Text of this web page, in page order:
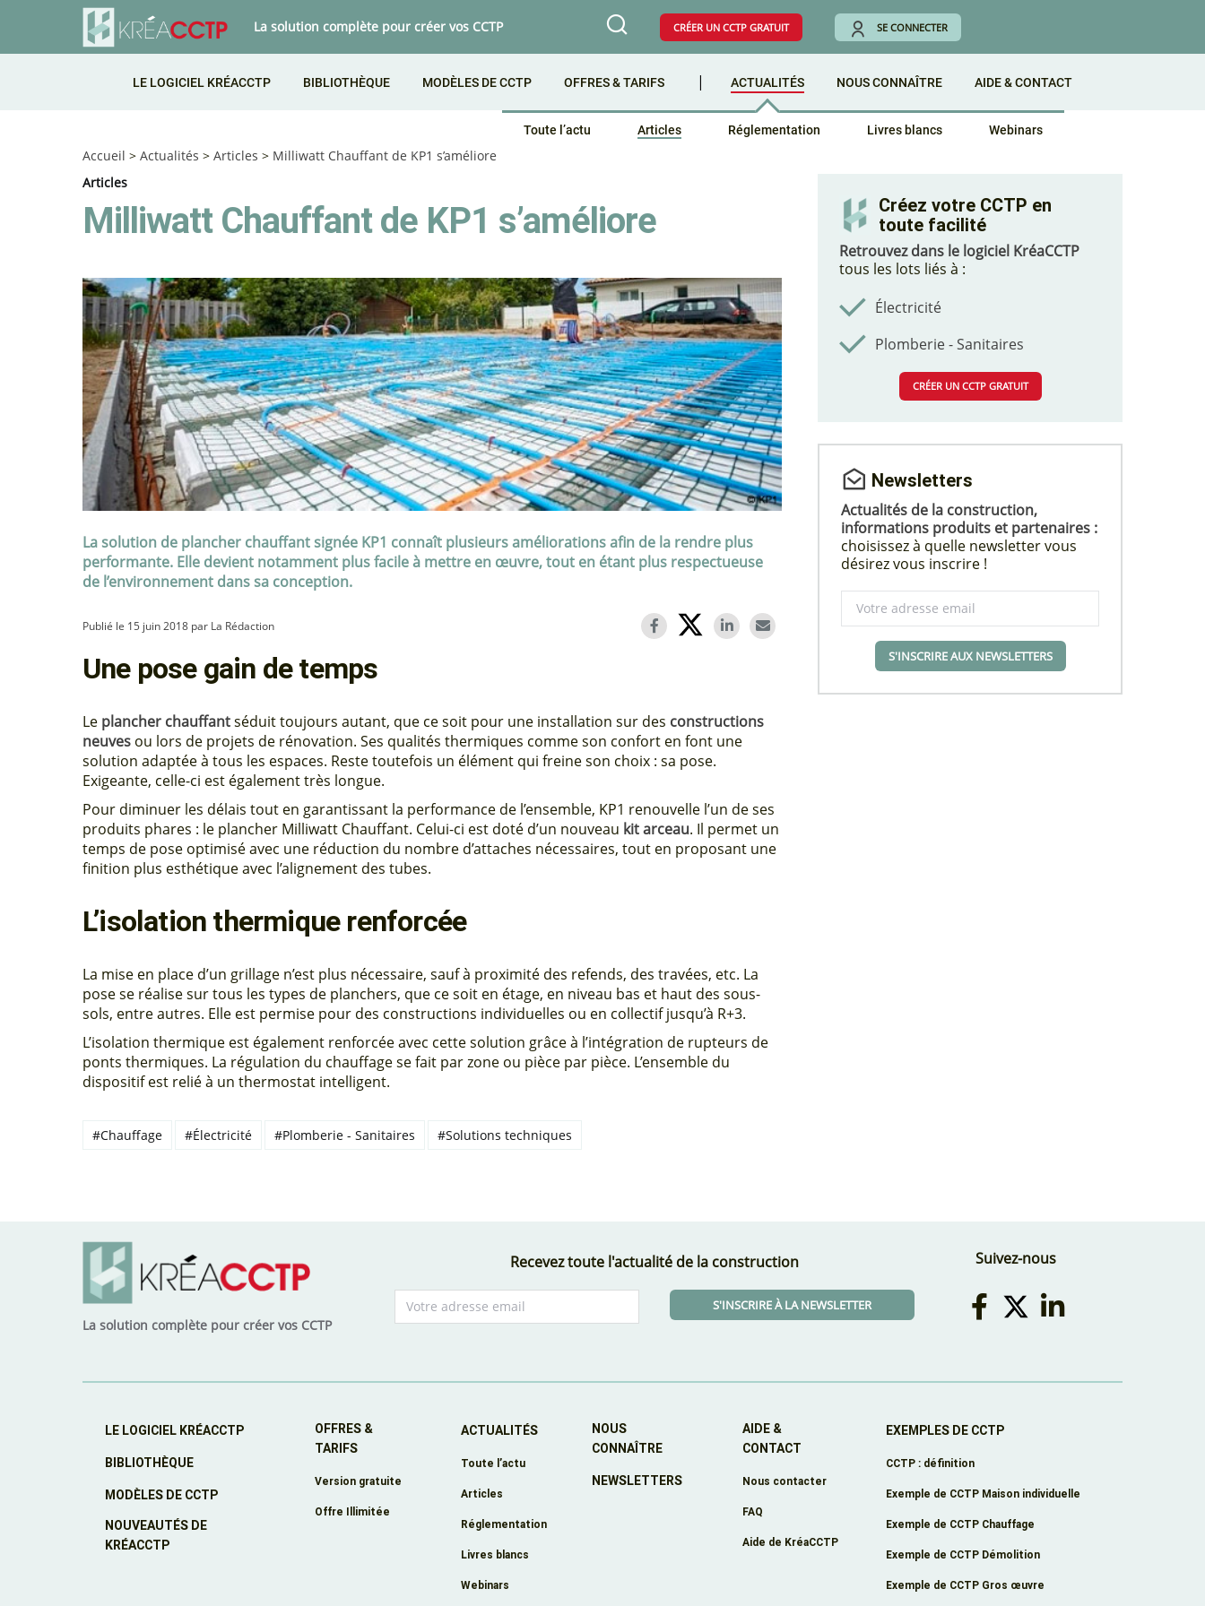
La solution complète pour créer vos CCTP CRÉER UN CCTP GRATUIT SE CONNECTER
LE LOGICIEL KRÉACCTP BIBLIOTHÈQUE MODÈLES DE CCTP OFFRES & TARIFS ACTUALITÉS
Toute l’actu Articles Réglementation Livres blancs Webinars
NOUS CONNAÎTRE AIDE & CONTACT
Accueil > Actualités > Articles > Milliwatt Chauffant de KP1 s’améliore
Articles
Milliwatt Chauffant de KP1 s’améliore
La solution de plancher chauffant signée KP1 connaît plusieurs améliorations afin de la rendre plus
performante. Elle devient notamment plus facile à mettre en œuvre, tout en étant plus respectueuse
de l’environnement dans sa conception.
Publié le 15 juin 2018 par La Rédaction
Une pose gain de temps
Le plancher chauffantséduit toujours autant, que ce soit pour une installation sur des constructions
neuves ou lors de projets de rénovation. Ses qualités thermiques comme son confort en font une
solution adaptée à tous les espaces. Reste toutefois un élément qui freine son choix : sa pose.
Exigeante, celle-ci est également très longue.
Pour diminuer les délais tout en garantissant la performance de l’ensemble, KP1 renouvelle l’un de ses
produits phares : le plancher Milliwatt Chauffant. Celui-ci est doté d’un nouveau kit arceau. Il permet un
temps de pose optimisé avec une réduction du nombre d’attaches nécessaires, tout en proposant une
finition plus esthétique avec l’alignement des tubes.
L’isolation thermique renforcée
La mise en place d’un grillage n’est plus nécessaire, sauf à proximité des refends, des travées, etc. La
pose se réalise sur tous les types de planchers, que ce soit en étage, en niveau bas et haut des sous-
sols, entre autres. Elle est permise pour des constructions individuelles ou en collectif jusqu’à R+3.
L’isolation thermique est également renforcée avec cette solution grâce à l’intégration de rupteurs de
ponts thermiques. La régulation du chauffage se fait par zone ou pièce par pièce. L’ensemble du
dispositif est relié à un thermostat intelligent.
#Chauffage #Électricité #Plomberie - Sanitaires #Solutions techniques
Créez votre CCTP en
toute facilité
Retrouvez dans le logiciel KréaCCTP
tous les lots liés à :
Électricité
Plomberie - Sanitaires
CRÉER UN CCTP GRATUIT
Newsletters
Actualités de la construction,
informations produits et partenaires :
choisissez à quelle newsletter vous
désirez vous inscrire !
S'INSCRIRE AUX NEWSLETTERS
La solution complète pour créer vos CCTP
Recevez toute l'actualité de la construction
S'INSCRIRE À LA NEWSLETTER
Suivez-nous
LE LOGICIEL KRÉACCTP
BIBLIOTHÈQUE
MODÈLES DE CCTP
NOUVEAUTÉS DE
KRÉACCTP
OFFRES &
TARIFS
Version gratuite
Offre Illimitée
ACTUALITÉS
Toute l’actu
Articles
Réglementation
Livres blancs
Webinars
NOUS
CONNAÎTRE
NEWSLETTERS
AIDE &
CONTACT
Nous contacter
FAQ
Aide de KréaCCTP
EXEMPLES DE CCTP
CCTP : définition
Exemple de CCTP Maison individuelle
Exemple de CCTP Chauffage
Exemple de CCTP Démolition
Exemple de CCTP Gros œuvre